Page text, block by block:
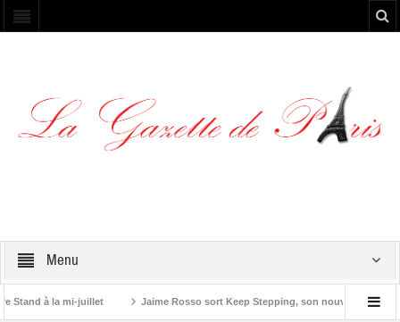
Menu
à la mi-juillet Jaime Rosso sort Keep Stepping, son nouvel EP